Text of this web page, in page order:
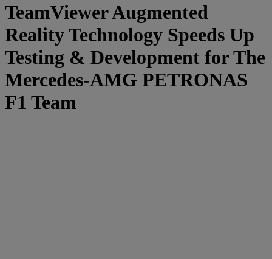
TeamViewer Augmented
Reality Technology Speeds Up
Testing & Development for The
Mercedes-AMG PETRONAS
F1 Team